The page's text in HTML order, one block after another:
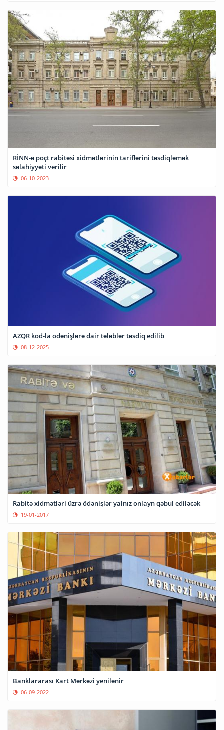
RİNN-ə poçt rabitəsi xidmətlərinin tariflərini təsdiqləmək
səlahiyyəti verilir
06-10-2023
AZQR kod-la ödənişlərə dair tələblər təsdiq edilib
08-12-2025
Rabitə xidmətləri üzrə ödənişlər yalnız onlayn qəbul ediləcək
19-01-2017
Banklararası Kart Mərkəzi yenilənir
06-09-2022